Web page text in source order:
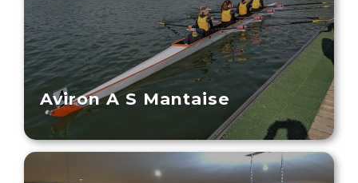
Aviron A S Mantaise